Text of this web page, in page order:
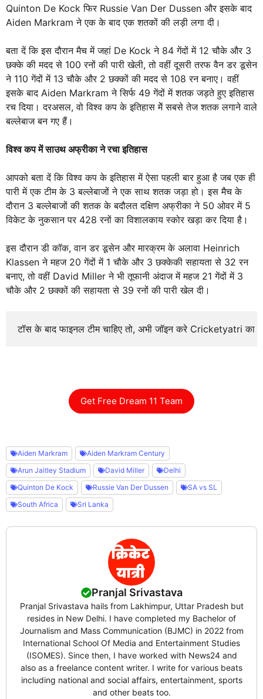
Quinton De Kock फिर Russie Van Der Dussen और इसके बाद
Aiden Markram ने एक के बाद एक शतकों की लड़ी लगा दी।
बता दें कि इस दौरान मैच में जहां De Kock ने 84 गेंदों में 12 चौके और 3
छक्के की मदद से 100 रनों की पारी खेली, तो वहीं दूसरी तरफ वैन डर डूसेन
ने 110 गेंदों में 13 चौके और 2 छक्कों की मदद से 108 रन बनाए। वहीं
इसके बाद Aiden Markram ने सिर्फ 49 गेंदों में शतक जड़ते हुए इतिहास
रच दिया। दरअसल, वो विश्व कप के इतिहास मेें सबसे तेज शतक लगाने वाले
बल्लेबाज बन गए हैं।
विश्व कप में साउथ अफ्रीका ने रचा इतिहास
आपको बता दें कि विश्व कप के इतिहास में ऐसा पहली बार हुआ है जब एक ही
पारी में एक टीम के 3 बल्लेबाजों ने एक साथ शतक जड़ा हो। इस मैच के
दौरान 3 बल्लेबाजों की शतक के बदौलत दक्षिण अफ्रीका ने 50 ओवर में 5
विकेट के नुकसान पर 428 रनों का विशालकाय स्कोर खड़ा कर दिया है।
इस दौरान डी कॉक, वान डर डूसेन और मारक्रम के अलावा Heinrich
Klassen ने महज 20 गेंदों में 1 चौके और 3 छक्केकी सहायता से 32 रन
बनाए, तो वहीं David Miller ने भी तूफानी अंदाज में महज 21 गेंदों में 3
चौके और 2 छक्कों की सहायता से 39 रनों की पारी खेल दी।
टॉस के बाद फाइनल टीम चाहिए तो, अभी जॉइन करे Cricketyatri
Get Free Dream 11 Team
Aiden Markram
Aiden Markram Century
Arun Jaitley Stadium
David Miller
Delhi
Quinton De Kock
Russie Van Der Dussen
SA vs SL
South Africa
Sri Lanka
Pranjal Srivastava
Pranjal Srivastava hails from Lakhimpur, Uttar Pradesh but
resides in New Delhi. I have completed my Bachelor of
Journalism and Mass Communication (BJMC) in 2022 from
International School Of Media and Entertainment Studies
(ISOMES). Since then, I have worked with News24 and
also as a freelance content writer. I write for various beats
including national and social affairs, entertainment, sports
and other beats too.